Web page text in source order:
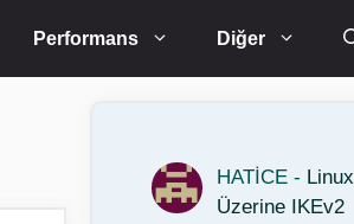
Performans Diğer
HATİCE - Linux
Üzerine IKEv2